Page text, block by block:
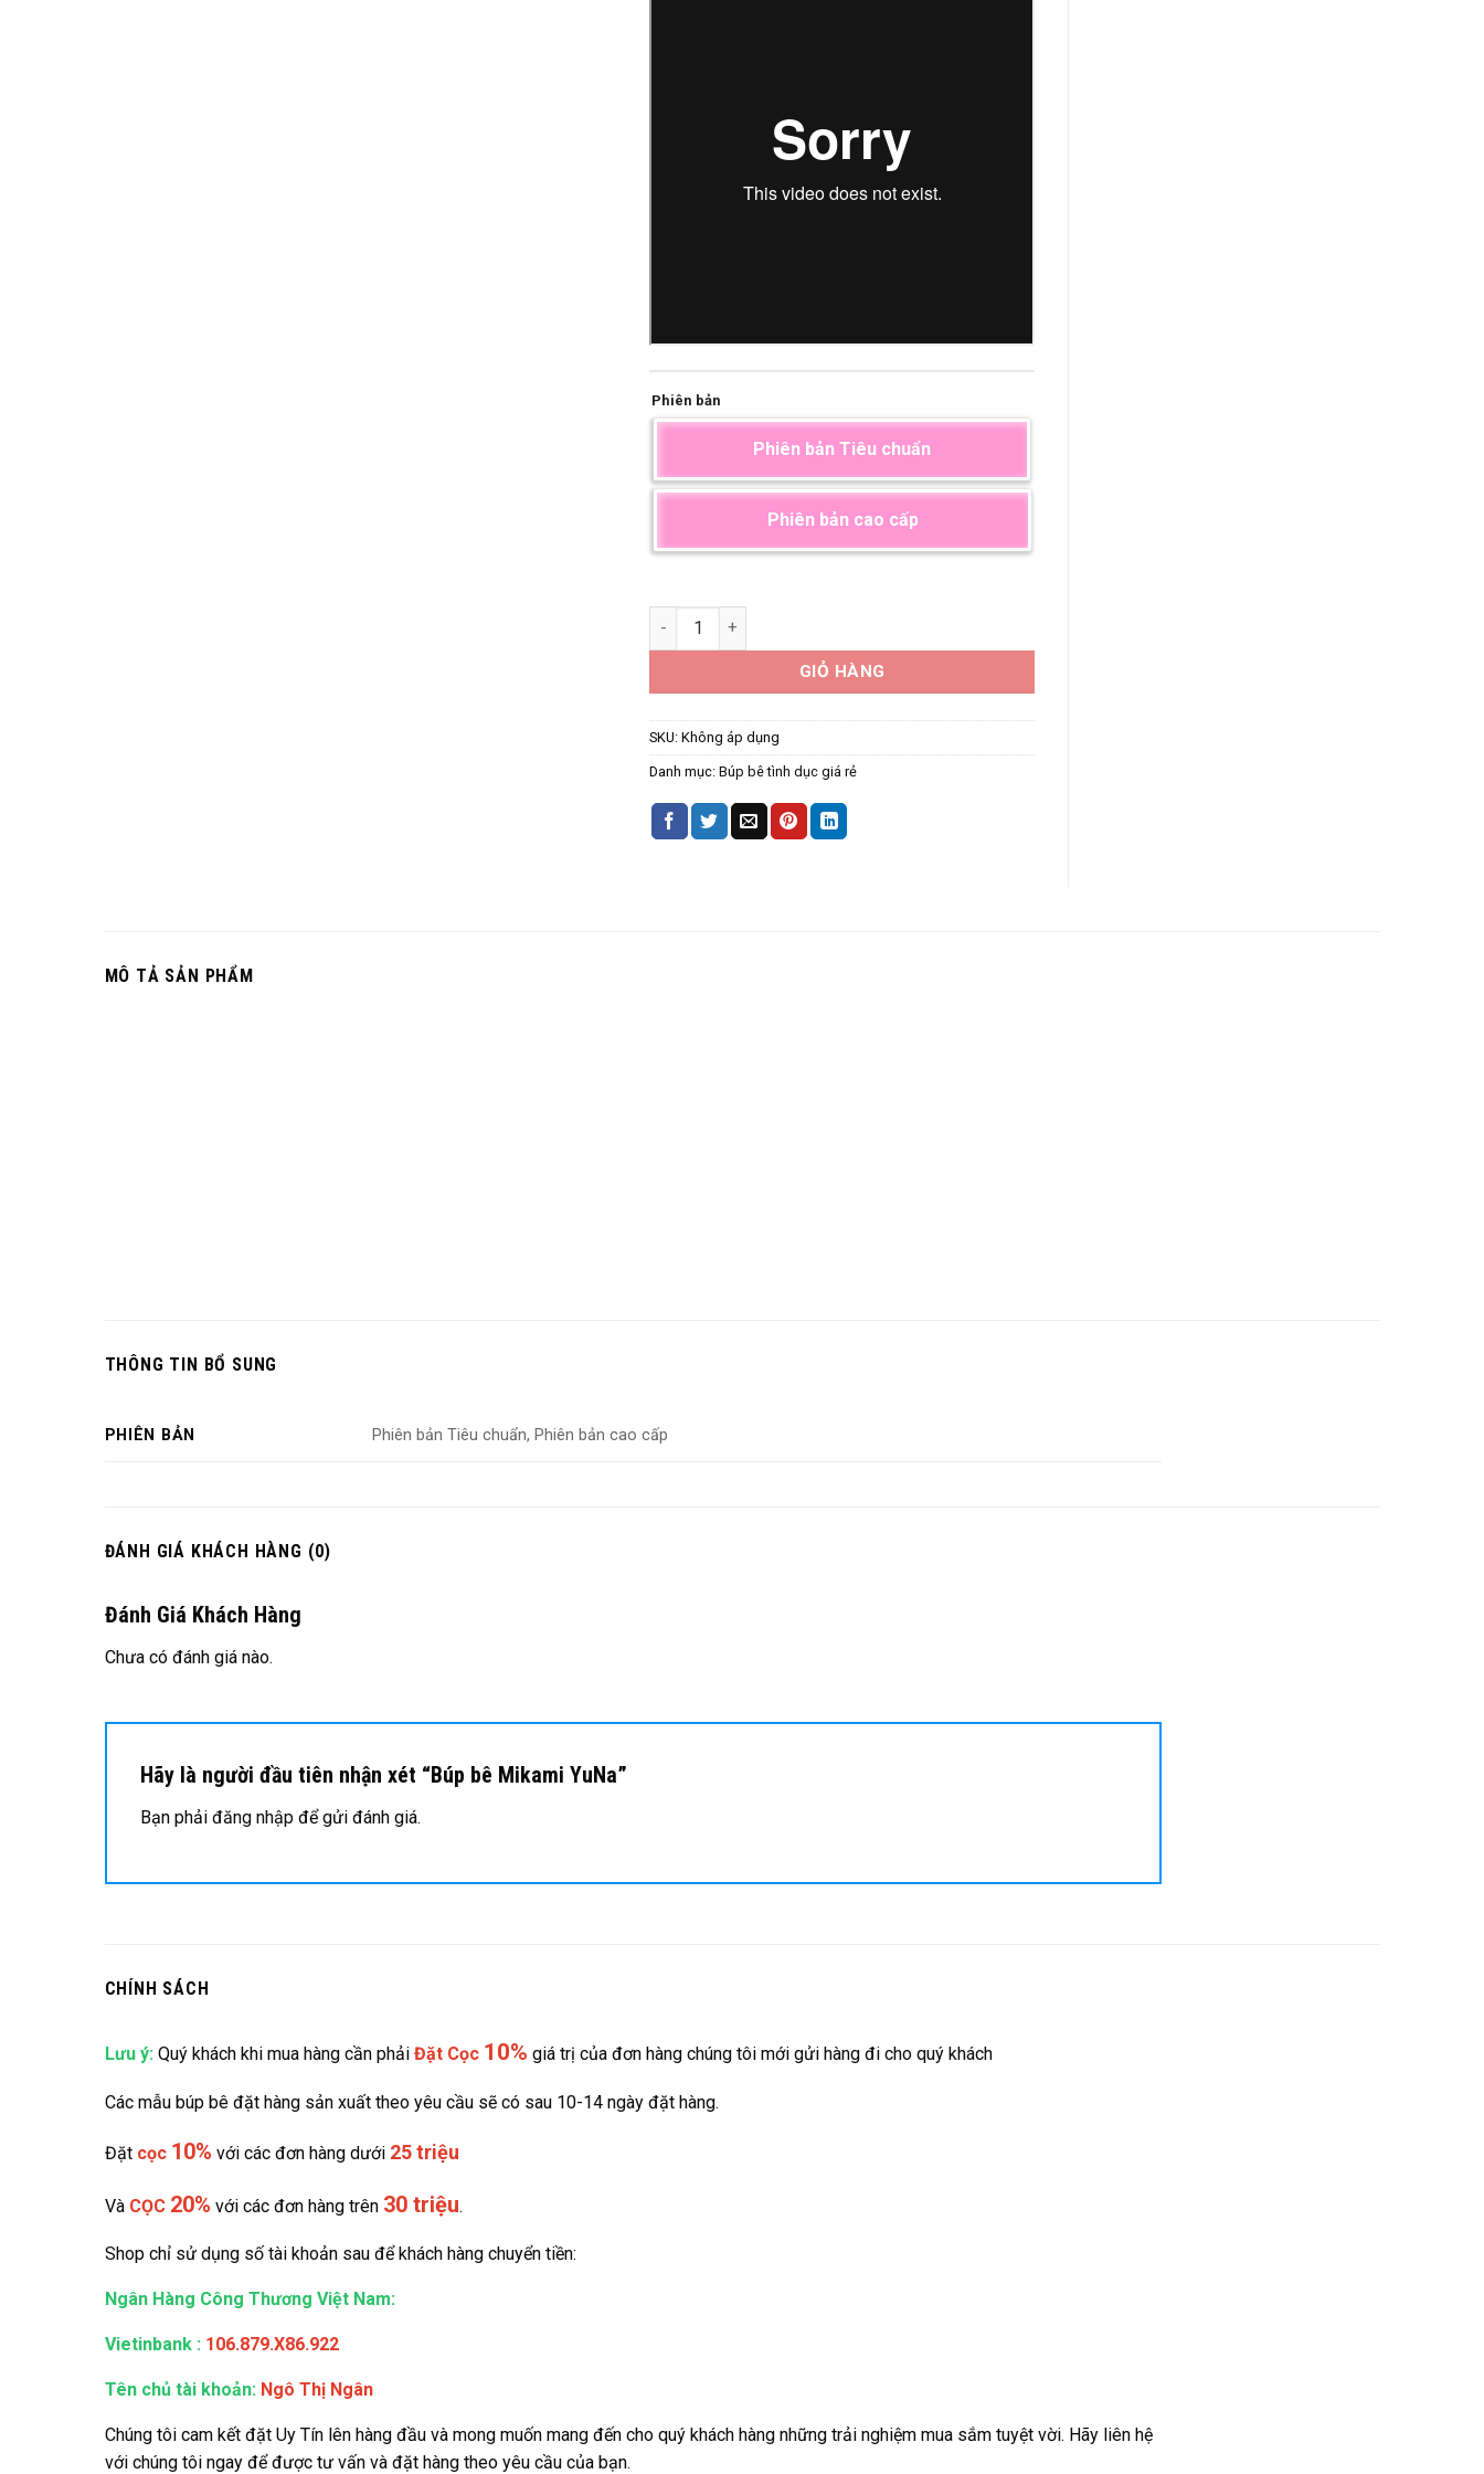
Phiên bản
Phiên bản Tiêu chuẩn
Phiên bản cao cấp
Búp bê Mikami YuNa số lượng
GIỎ HÀNG
SKU:Không áp dụng
Danh mục:Búp bê tình dục giá rẻ
MÔ TẢ SẢN PHẨM
THÔNG TIN BỔ SUNG
PHIÊN BẢN Phiên bản Tiêu chuẩn, Phiên bản cao cấp
ĐÁNH GIÁ KHÁCH HÀNG (0)
Đánh Giá Khách Hàng
Chưa có đánh giá nào.
Hãy là người đầu tiên nhận xét “Búp bê Mikami YuNa”
Bạn phải đăng nhậpđể gửi đánh giá.
CHÍNH SÁCH
Lưu ý:Quý khách khi mua hàng cần phải ĐặtCọc 10% giá trị của đơn hàng chúng tôi mới gửi hàng đi cho quý khách
Các mẫu búp bê đặt hàng sản xuất theo yêu cầu sẽ có sau 10-14 ngày đặt hàng.
Đặt cọc 10% với các đơn hàng dưới 25 triệu
Và CỌC 20% với các đơn hàng trên 30 triệu.
Shop chỉ sử dụng số tài khoản sau để khách hàng chuyển tiền:
Ngân Hàng Công Thương Việt Nam:
Vietinbank : 106.879.X86.922
Tên chủ tài khoản:Ngô Thị Ngân
Chúng tôi cam kết đặt Uy Tín lên hàng đầu và mong muốn mang đến cho quý khách hàng những trải nghiệm mua sắm tuyệt vời. Hãy liên hệ
với chúng tôi ngay để được tư vấn và đặt hàng theo yêu cầu của bạn.